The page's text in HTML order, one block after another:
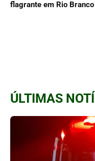
flagrante em Rio Branco
ÚLTIMAS